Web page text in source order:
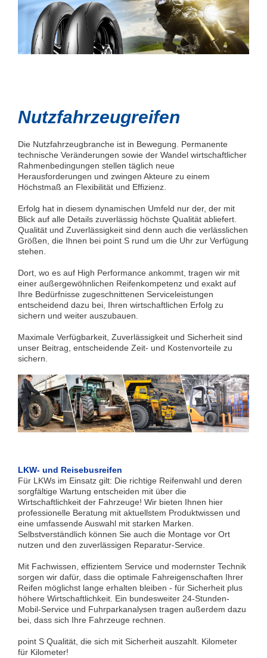
Nutzfahrzeugreifen
Die Nutzfahrzeugbranche ist in Bewegung. Permanente
technische Veränderungen sowie der Wandel wirtschaftlicher
Rahmenbedingungen stellen täglich neue
Herausforderungen und zwingen Akteure zu einem
Höchstmaß an Flexibilität und Effizienz.
Erfolg hat in diesem dynamischen Umfeld nur der, der mit
Blick auf alle Details zuverlässig höchste Qualität abliefert.
Qualität und Zuverlässigkeit sind denn auch die verlässlichen
Größen, die Ihnen bei point S rund um die Uhr zur Verfügung
stehen.
Dort, wo es auf High Performance ankommt, tragen wir mit
einer außergewöhnlichen Reifenkompetenz und exakt auf
Ihre Bedürfnisse zugeschnittenen Serviceleistungen
entscheidend dazu bei, Ihren wirtschaftlichen Erfolg zu
sichern und weiter auszubauen.
Maximale Verfügbarkeit, Zuverlässigkeit und Sicherheit sind
unser Beitrag, entscheidende Zeit- und Kostenvorteile zu
sichern.
LKW- und Reisebusreifen
Für LKWs im Einsatz gilt: Die richtige Reifenwahl und deren
sorgfältige Wartung entscheiden mit über die
Wirtschaftlichkeit der Fahrzeuge! Wir bieten Ihnen hier
professionelle Beratung mit aktuellstem Produktwissen und
eine umfassende Auswahl mit starken Marken.
Selbstverständlich können Sie auch die Montage vor Ort
nutzen und den zuverlässigen Reparatur-Service.
Mit Fachwissen, effizientem Service und modernster Technik
sorgen wir dafür, dass die optimale Fahreigenschaften Ihrer
Reifen möglichst lange erhalten bleiben - für Sicherheit plus
höhere Wirtschaftlichkeit. Ein bundesweiter 24-Stunden-
Mobil-Service und Fuhrparkanalysen tragen außerdem dazu
bei, dass sich Ihre Fahrzeuge rechnen.
point S Qualität, die sich mit Sicherheit auszahlt. Kilometer
für Kilometer!